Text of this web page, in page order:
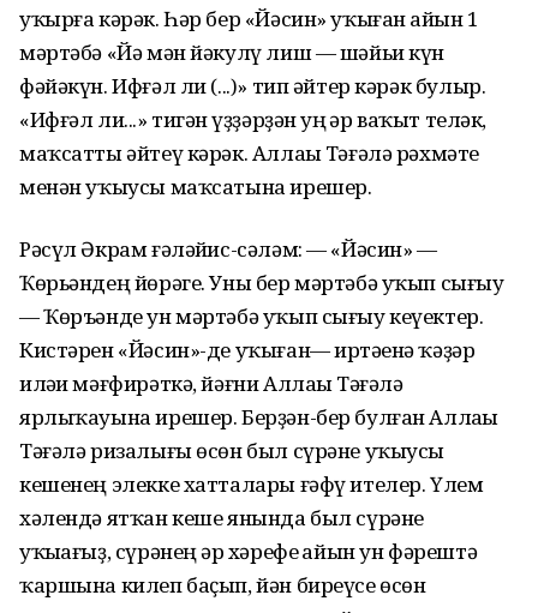
уҡырға кәрәк. Һәр бер «Йәсин» уҡыған һайын 1
мәртәбә «Йә мән йәкулү лиш — шәйьи күн
фәйәкүн. Ифғәл ли (...)» тип әйтер кәрәк булыр.
«Ифғәл ли...» тигән һүҙҙәрҙән һуң һәр ваҡыт теләк,
маҡсатты әйтеү кәрәк. Аллаһы Тәғәлә рәхмәте
менән уҡыусы маҡсатына ирешер.
Рәсүл Әкрам ғәләйһис-сәләм: — «Йәсин» —
Ҡөрьәндең йөрәге. Уны бер мәртәбә уҡып сығыу
— Ҡөръәнде ун мәртәбә уҡып сығыу кеүектер.
Кистәрен «Йәсин»-де уҡыған— иртәһенә ҡәҙәр
иләһи мәғфирәткә, йәғни Аллаһы Тәғәлә
ярлыҡауына ирешер. Берҙән-бер булған Аллаһы
Тәғәлә ризалығы өсөн был сүрәне уҡыусы
кешенең элекке хатталары ғәфү ителер. Үлем
хәлендә ятҡан кеше янында был сүрәне
уҡыһағыҙ, сүрәнең һәр хәрефе һайын ун фәрештә
ҡаршына килеп баҫып, йән биреүсе өсөн